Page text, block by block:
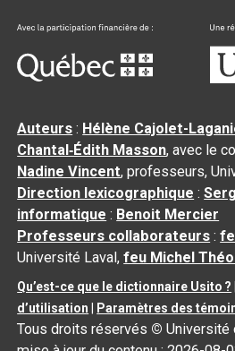
Auteurs : Hélène Cajolet-
Chantal‑Édith Masson, avec le
Nadine Vincent, professeurs,
Direction lexicographique :
informatique : Benoit Mercier
Professeurs collaborateurs :
Université Laval,feu Michel
Qu’est-ce que le dictionnaire Usito ?
d’utilisation
Paramètres des
Tous droits réservés © Université